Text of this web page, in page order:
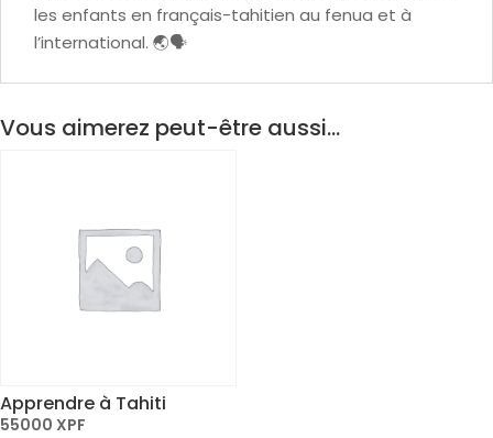
les enfants en français-tahitien au fenua et à
l’international. 🌏🗣
Vous aimerez peut-être aussi…
Apprendre à Tahiti
55000 XPF